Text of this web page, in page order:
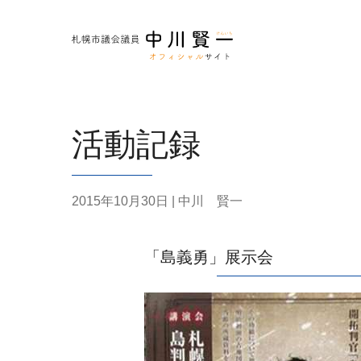
活動記録
2015年10月30日 | 中川 賢一
「島義勇」展示会